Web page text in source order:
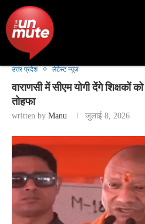
उत्तर प्रदेश लेटेस्ट न्यूज़
वाराणसी में सीएम योगी देंगे शिक्षकों
तोहफा
written by Manu जुलाई 8, 2026